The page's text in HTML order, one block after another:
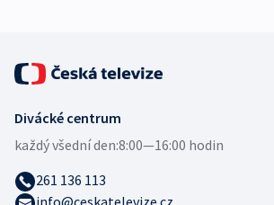
Divácké centrum
každý všední den:8:00—16:00 hodin
261 136 113